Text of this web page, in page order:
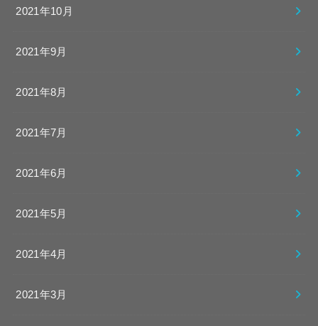
2021年10月
2021年9月
2021年8月
2021年7月
2021年6月
2021年5月
2021年4月
2021年3月